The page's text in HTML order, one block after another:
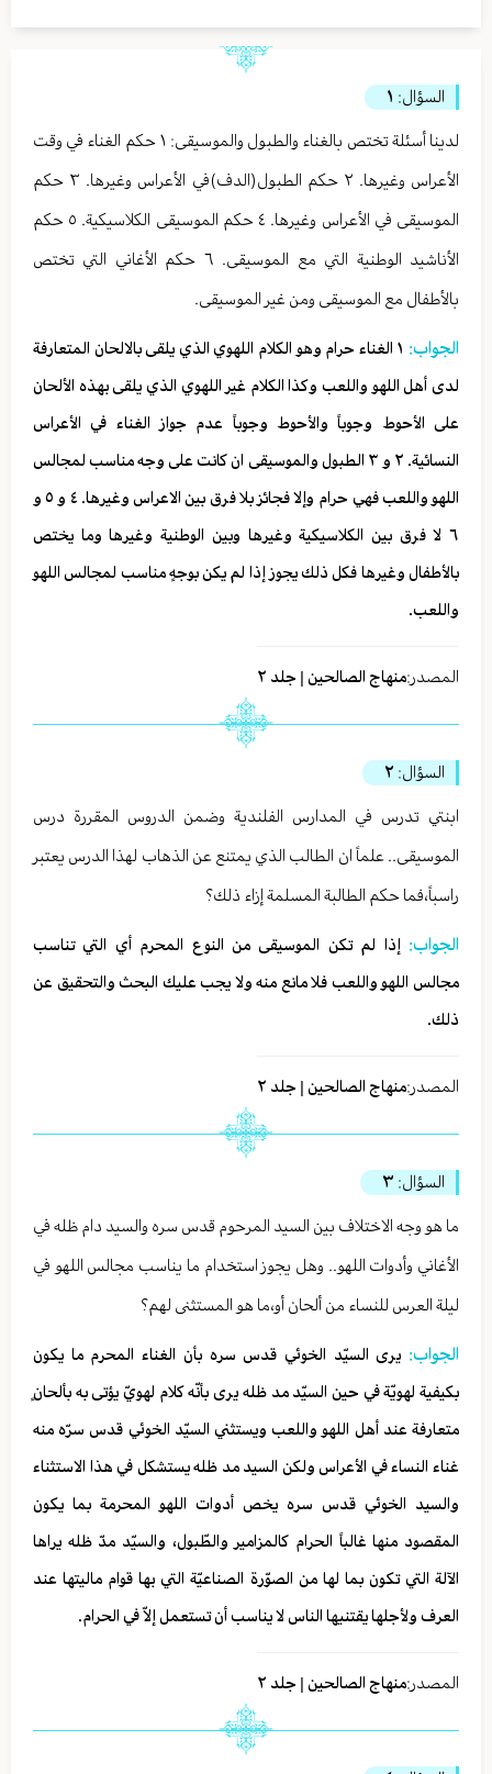
السؤال: ١
لدينا أسئلة تختص بالغناء والطبول والموسيقى: ١ حكم الغناء في وقت
الأعراس وغيرها. ٢ حكم الطبول(الدف)في الأعراس وغيرها. ٣ حكم
الموسيقى في الأعراس وغيرها. ٤ حكم الموسيقى الكلاسيكية. ٥ حكم
الأناشيد الوطنية التي مع الموسيقى. ٦ حكم الأغاني التي تختص
بالأطفال مع الموسيقى ومن غير الموسيقى.
الجواب:
١ الغناء حرام وهو الكلام اللهوي الذي يلقى بالالحان المتعارفة
لدى أهل اللهو واللعب وكذا الكلام غير اللهوي الذي يلقى بهذه الألحان
على الأحوط وجوباً والأحوط وجوباً عدم جواز الغناء في الأعراس
النسائية. ٢ و ٣ الطبول والموسيقى ان كانت على وجه مناسب لمجالس
اللهو واللعب فهي حرام وإلا فجائز بلا فرق بين الاعراس وغيرها. ٤ و ٥ و
٦ لا فرق بين الكلاسيكية وغيرها وبين الوطنية وغيرها وما يختص
بالأطفال وغيرها فكل ذلك يجوز إذا لم يكن بوجهٍ مناسب لمجالس اللهو
واللعب.
المصدر:منهاج الصالحين | جلد ٢
السؤال: ٢
ابنتي تدرس في المدارس الفلندية وضمن الدروس المقررة درس
الموسيقى.. علماً ان الطالب الذي يمتنع عن الذهاب لهذا الدرس يعتبر
راسباً،فما حكم الطالبة المسلمة إزاء ذلك؟
الجواب: إذا لم تكن الموسيقى من النوع المحرم أي التي تناسب
مجالس اللهو واللعب فلا مانع منه ولا يجب عليك البحث والتحقيق عن
ذلك.
المصدر:منهاج الصالحين | جلد ٢
السؤال: ٣
ما هو وجه الاختلاف بين السيد المرحوم قدس سره والسيد دام ظله في
الأغاني وأدوات اللهو.. وهل يجوز استخدام ما يناسب مجالس اللهو في
ليلة العرس للنساء من ألحان أو،ما هو المستثنى لهم؟
الجواب: يرى السيّد الخوئي قدس سره بأن الغناء المحرم ما يكون
بكيفية لهويّة في حين السيّد مد ظله يرى بأنّه كلام لهويّ يؤتى به بألحانٍ
متعارفة عند أهل اللهو واللعب ويستثني السيّد الخوئي قدس سرّه منه
غناء النساء في الأعراس ولكن السيد مد ظله يستشكل في هذا الاستثناء
والسيد الخوئي قدس سره يخص أدوات اللهو المحرمة بما يكون
المقصود منها غالباً الحرام كالمزامير والطّبول، والسيّد مدّ ظله يراها
الآلة التي تكون بما لها من الصوّرة الصناعيّة التي بها قوام ماليتها عند
العرف ولأجلها يقتنيها الناس لا يناسب أن تستعمل إلاّ في الحرام.
المصدر:منهاج الصالحين | جلد ٢